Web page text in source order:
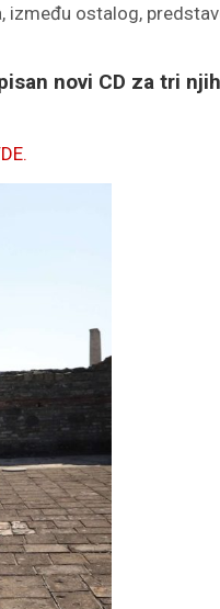
između ostalog,
novi CD za tri